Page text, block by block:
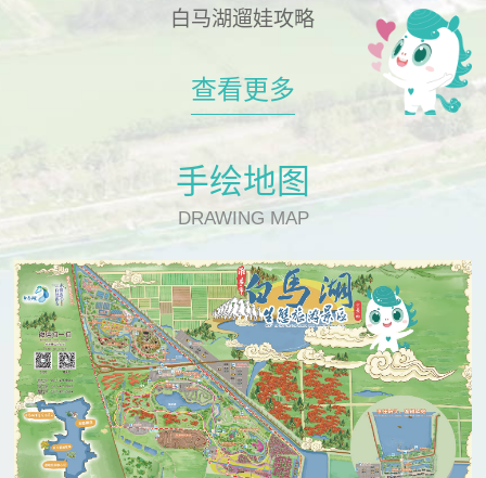
白马湖遛娃攻略
查看更多
手绘地图
DRAWING MAP